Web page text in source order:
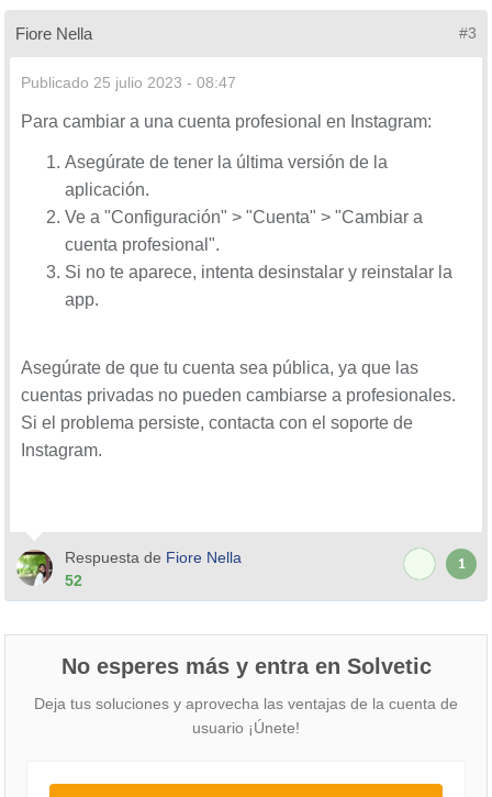
Fiore Nella #3
Publicado 25 julio 2023 - 08:47
Para cambiar a una cuenta profesional en Instagram:
Asegúrate de tener la última versión de la
aplicación.
Ve a "Configuración" > "Cuenta" > "Cambiar a
cuenta profesional".
Si no te aparece, intenta desinstalar y reinstalar la
app.
Asegúrate de que tu cuenta sea pública, ya que las
cuentas privadas no pueden cambiarse a profesionales.
Si el problema persiste, contacta con el soporte de
Instagram.
Respuesta de Fiore Nella
52
1
No esperes más y entra en Solvetic
Deja tus soluciones y aprovecha las ventajas de la cuenta de
usuario ¡Únete!